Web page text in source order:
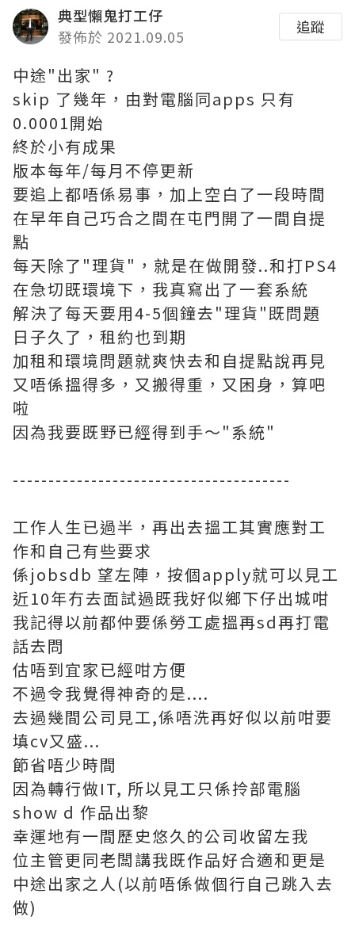
典型懶鬼打工仔
發佈於 2021.09.05
追蹤
中途"出家" ?
skip 了幾年，由對電腦同apps 只有
0.0001開始
終於小有成果
版本每年/每月不停更新
要追上都唔係易事，加上空白了一段時間
在早年自己巧合之間在屯門開了一間自提
點
每天除了"理貨"，就是在做開發..和打PS4
在急切既環境下，我真寫出了一套系統
解決了每天要用4-5個鐘去"理貨"既問題
日子久了，租約也到期
加租和環境問題就爽快去和自提點說再見
又唔係搵得多，又搬得重，又困身，算吧
啦
因為我要既野已經得到手～"系統"
---------------------------------------
工作人生已過半，再出去搵工其實應對工
作和自己有些要求
係jobsdb 望左陣，按個apply就可以見工
近10年冇去面試過既我好似鄉下仔出城咁
我記得以前都仲要係勞工處搵再sd再打電
話去問
估唔到宜家已經咁方便
不過令我覺得神奇的是....
去過幾間公司見工,係唔洗再好似以前咁要
填cv又盛...
節省唔少時間
因為轉行做IT, 所以見工只係拎部電腦
show d 作品出黎
幸運地有一間歷史悠久的公司收留左我
位主管更同老闆講我既作品好合適和更是
中途出家之人(以前唔係做個行自己跳入去
做)